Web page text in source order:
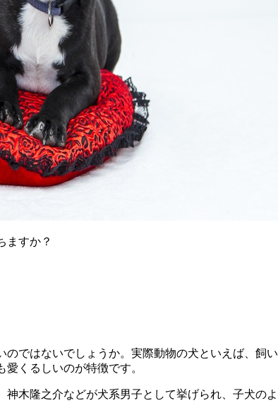
ますか？
のではないでしょうか。実際動物の犬といえば、飼い
くるしいのが特徴です。
神木隆之介などが犬系男子として挙げられ、子犬のよ